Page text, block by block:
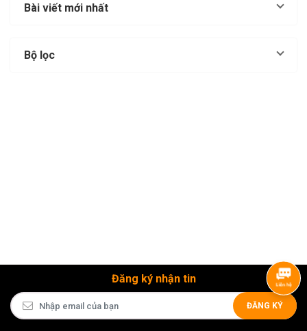
Bài viết mới nhất
Bộ lọc
Đăng ký nhận tin
ĐĂNG KÝ